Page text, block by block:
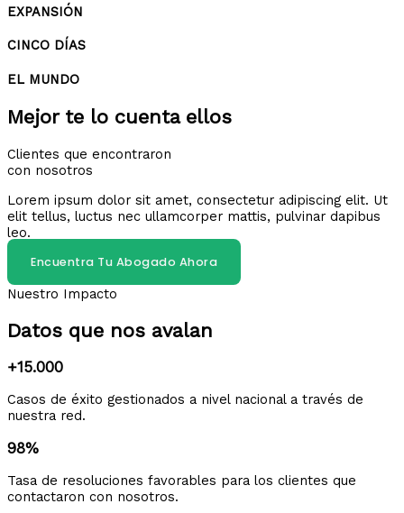
EXPANSIÓN
CINCO DÍAS
EL MUNDO
Mejor te lo cuenta ellos
Clientes que encontraron
con nosotros
Lorem ipsum dolor sit amet, consectetur adipiscing elit. Ut
elit tellus, luctus nec ullamcorper mattis, pulvinar dapibus
leo.
Encuentra Tu Abogado Ahora
Nuestro Impacto
Datos que nos avalan
+15.000
Casos de éxito gestionados a nivel nacional a través de
nuestra red.
98%
Tasa de resoluciones favorables para los clientes que
contactaron con nosotros.